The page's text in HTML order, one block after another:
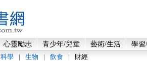
心靈勵志 青少年/兒童 藝術/生活
學習
科學 | 生物 | 飲食 | 財經